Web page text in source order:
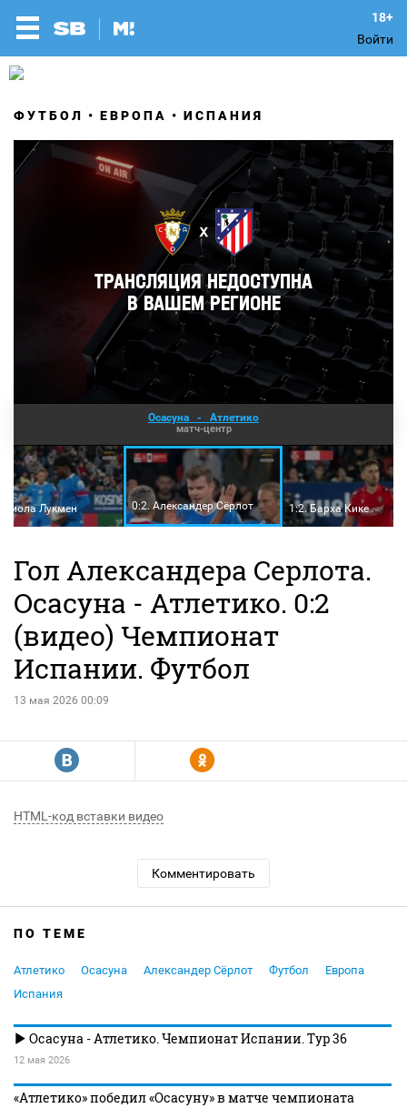
Войти
ФУТБОЛ ЕВРОПА ИСПАНИЯ
Осасуна - Атлетико
матч-центр
Лукмен 0:2. Александер Сёрлот 1:2. Барха Кике
Гол Александера Серлота.
Осасуна - Атлетико. 0:2
(видео) Чемпионат
Испании. Футбол
13 мая 2026 00:09
R Y
HTML-код вставки видео
Комментировать
ПО ТЕМЕ
Атлетико Осасуна Александер Сёрлот Футбол
Европа
Испания
Осасуна - Атлетико. Чемпионат Испании. Тур 36
12 мая 2026
«Атлетико» победил «Осасуну» в матче чемпионата